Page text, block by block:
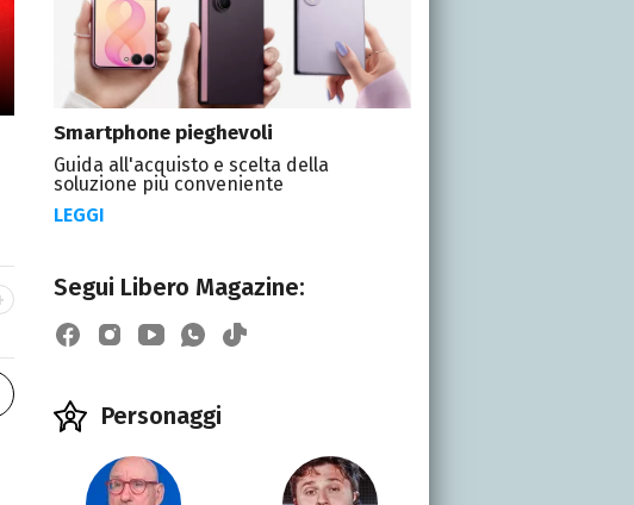
Smartphone pieghevoli
Guida all'acquisto e scelta della
soluzione più conveniente
LEGGI
Segui Libero Magazine:
Personaggi